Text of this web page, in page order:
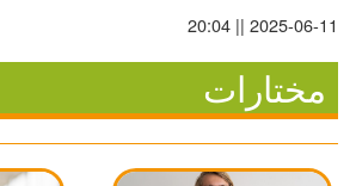
2025-06-11 || 20:04
مختارات